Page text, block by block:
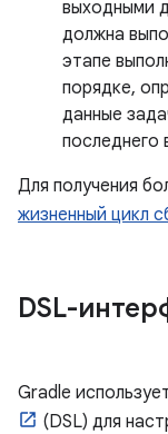
выходными
должна
этапе
порядке,
данные
последнего
Для получения
жизненный цикл
DSL-
Gradle
(DSL) для